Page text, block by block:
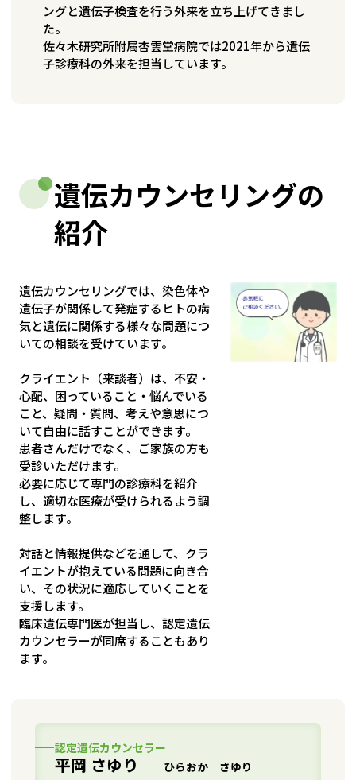
ングと遺伝子検査を行う外来を立ち上げてきまし
た。
佐々木研究所附属杏雲堂病院では2021年から遺伝
子診療科の外来を担当しています。
遺伝カウンセリングの
紹介
遺伝カウンセリングでは、染色体や
遺伝子が関係して発症するヒトの病
気と遺伝に関係する様々な問題につ
いての相談を受けています。
クライエント（来談者）は、不安・
心配、困っていること・悩んでいる
こと、疑問・質問、考えや意思につ
いて自由に話すことができます。
患者さんだけでなく、ご家族の方も
受診いただけます。
必要に応じて専門の診療科を紹介
し、適切な医療が受けられるよう調
整します。
対話と情報提供などを通して、クラ
イエントが抱えている問題に向き合
い、その状況に適応していくことを
支援します。
臨床遺伝専門医が担当し、認定遺伝
カウンセラーが同席することもあり
ます。
認定遺伝カウンセラー
平岡 さゆり ひらおか さゆり